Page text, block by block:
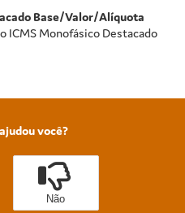
Base/Valor/Alíquota
ICMS Monofásico Destacado
você?
Não